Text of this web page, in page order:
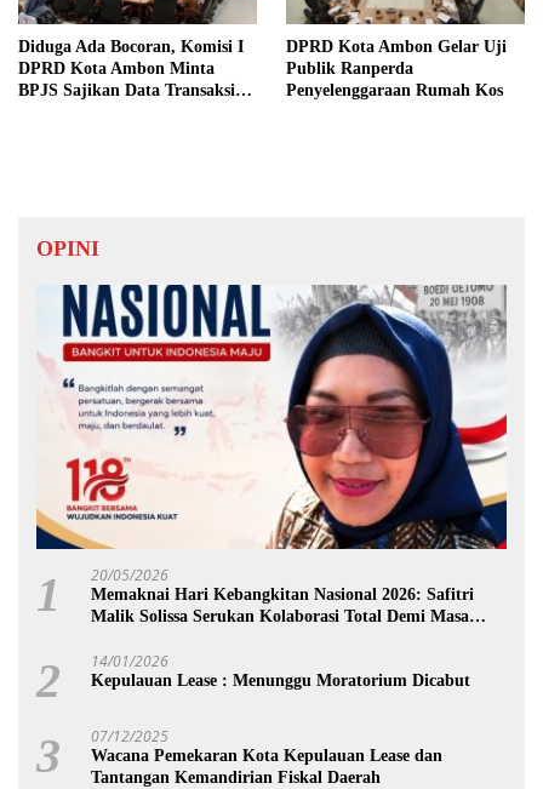
Diduga Ada Bocoran, Komisi I
DPRD Kota Ambon Minta
BPJS Sajikan Data Transaksi
DPRD Kota Ambon Gelar Uji
Publik Ranperda
Penyelenggaraan Rumah Kos
OPINI
1 20/05/2026
Memaknai Hari Kebangkitan Nasional 2026: Safitri
Malik Solissa Serukan Kolaborasi Total Demi Masa
2 14/01/2026
Kepulauan Lease : Menunggu Moratorium Dicabut
3 07/12/2025
Wacana Pemekaran Kota Kepulauan Lease dan
Tantangan Kemandirian Fiskal Daerah